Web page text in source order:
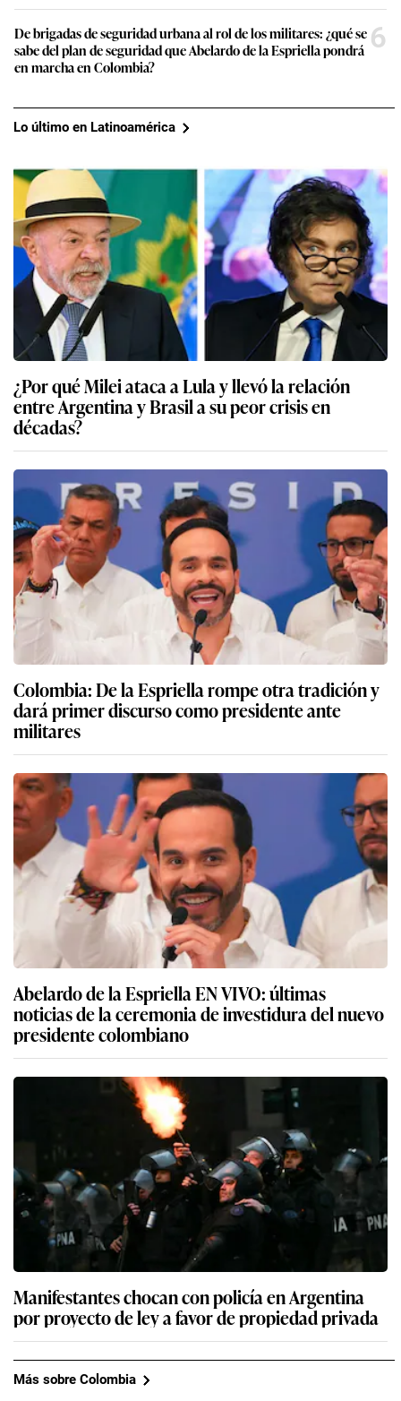
De brigadas de seguridad urbana al rol de los militares: ¿qué se
sabe del plan de seguridad que Abelardo de la Espriella pondrá
en marcha en Colombia?
6
Lo último en Latinoamérica
¿Por qué Milei ataca a Lula y llevó la relación
entre Argentina y Brasil a su peor crisis en
décadas?
Colombia: De la Espriella rompe otra tradición y
dará primer discurso como presidente ante
militares
Abelardo de la Espriella EN VIVO: últimas
noticias de la ceremonia de investidura del nuevo
presidente colombiano
Manifestantes chocan con policía en Argentina
por proyecto de ley a favor de propiedad privada
Más sobre Colombia